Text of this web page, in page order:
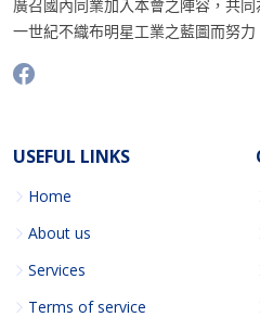
廣召國內同業加入本會之陣容，共
一世紀不織布明星工業之藍圖而努力
USEFUL LINKS
Home
About us
Services
Terms of service